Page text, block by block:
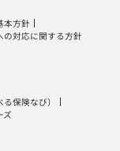
本方針
の対応に関する方針
る保険なび）
ズ